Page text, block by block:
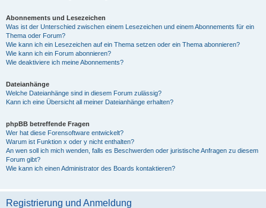
Abonnements und Lesezeichen
Was ist der Unterschied zwischen einem Lesezeichen und einem Abonnements für ein
Thema oder Forum?
Wie kann ich ein Lesezeichen auf ein Thema setzen oder ein Thema abonnieren?
Wie kann ich ein Forum abonnieren?
Wie deaktiviere ich meine Abonnements?
Dateianhänge
Welche Dateianhänge sind in diesem Forum zulässig?
Kann ich eine Übersicht all meiner Dateianhänge erhalten?
phpBB betreffende Fragen
Wer hat diese Forensoftware entwickelt?
Warum ist Funktion x oder y nicht enthalten?
An wen soll ich mich wenden, falls es Beschwerden oder juristische Anfragen zu diesem
Forum gibt?
Wie kann ich einen Administrator des Boards kontaktieren?
Registrierung und Anmeldung